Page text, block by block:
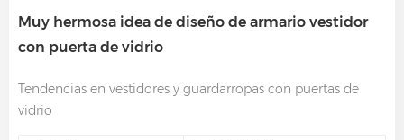
Muy hermosa idea de diseño de armario vestidor
con puerta de vidrio
Tendencias en vestidores y guardarropas con puertas de
vidrio